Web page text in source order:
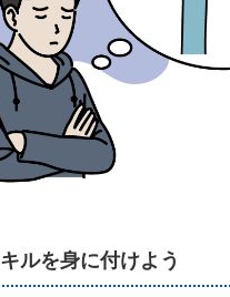
ルを身に付けよう